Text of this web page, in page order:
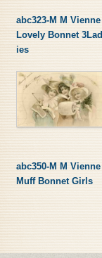
abc323-M M Vienne
Lovely Bonnet 3Lad
ies
abc350-M M Vienne
Muff Bonnet Girls